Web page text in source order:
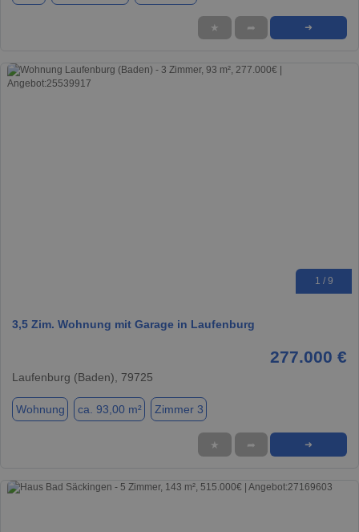
★ ➦ ➜
1 / 9
3,5 Zim. Wohnung mit Garage in Laufenburg
277.000 €
Laufenburg (Baden), 79725
Wohnung ca. 93,00 m² Zimmer 3
★ ➦ ➜